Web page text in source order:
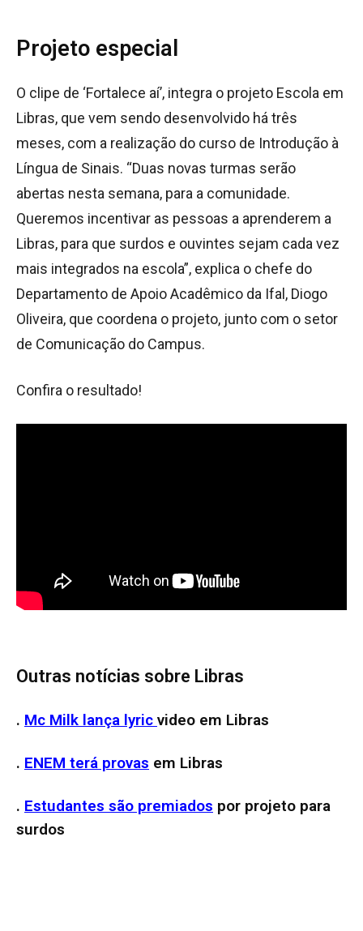
Projeto especial
O clipe de ‘Fortalece aí’, integra o projeto Escola em
Libras, que vem sendo desenvolvido há três
meses, com a realização do curso de Introdução à
Língua de Sinais. “Duas novas turmas serão
abertas nesta semana, para a comunidade.
Queremos incentivar as pessoas a aprenderem a
Libras, para que surdos e ouvintes sejam cada vez
mais integrados na escola”, explica o chefe do
Departamento de Apoio Acadêmico da Ifal, Diogo
Oliveira, que coordena o projeto, junto com o setor
de Comunicação do Campus.
Confira o resultado!
Outras notícias sobre Libras
. Mc Milk lança lyric video em Libras
. ENEM terá provas em Libras
. Estudantes são premiados por projeto para
surdos